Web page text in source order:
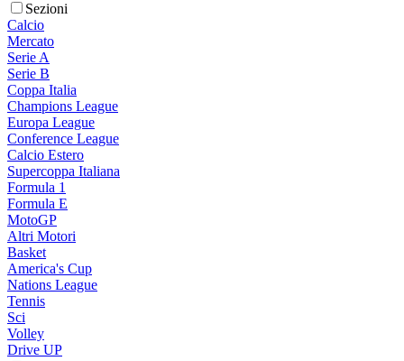
Sezioni
Calcio
Mercato
Serie A
Serie B
Coppa Italia
Champions League
Europa League
Conference League
Calcio Estero
Supercoppa Italiana
Formula 1
Formula E
MotoGP
Altri Motori
Basket
America's Cup
Nations League
Tennis
Sci
Volley
Drive UP